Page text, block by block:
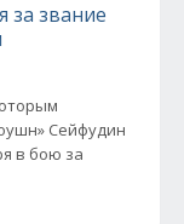
за звание
Сейфудин
в бою за